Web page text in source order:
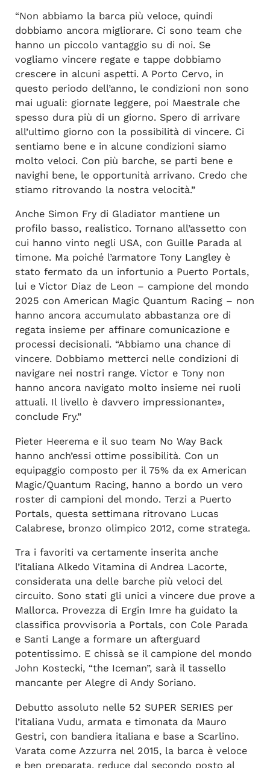
“Non abbiamo la barca più veloce, quindi
dobbiamo ancora migliorare. Ci sono team che
hanno un piccolo vantaggio su di noi. Se
vogliamo vincere regate e tappe dobbiamo
crescere in alcuni aspetti. A Porto Cervo, in
questo periodo dell’anno, le condizioni non sono
mai uguali: giornate leggere, poi Maestrale che
spesso dura più di un giorno. Spero di arrivare
all’ultimo giorno con la possibilità di vincere. Ci
sentiamo bene e in alcune condizioni siamo
molto veloci. Con più barche, se parti bene e
navighi bene, le opportunità arrivano. Credo che
stiamo ritrovando la nostra velocità.”
Anche Simon Fry di Gladiator mantiene un
profilo basso, realistico. Tornano all’assetto con
cui hanno vinto negli USA, con Guille Parada al
timone. Ma poiché l’armatore Tony Langley è
stato fermato da un infortunio a Puerto Portals,
lui e Victor Diaz de Leon – campione del mondo
2025 con American Magic Quantum Racing – non
hanno ancora accumulato abbastanza ore di
regata insieme per affinare comunicazione e
processi decisionali. “Abbiamo una chance di
vincere. Dobbiamo metterci nelle condizioni di
navigare nei nostri range. Victor e Tony non
hanno ancora navigato molto insieme nei ruoli
attuali. Il livello è davvero impressionante»,
conclude Fry.”
Pieter Heerema e il suo team No Way Back
hanno anch’essi ottime possibilità. Con un
equipaggio composto per il 75% da ex American
Magic/Quantum Racing, hanno a bordo un vero
roster di campioni del mondo. Terzi a Puerto
Portals, questa settimana ritrovano Lucas
Calabrese, bronzo olimpico 2012, come stratega.
Tra i favoriti va certamente inserita anche
l’italiana Alkedo Vitamina di Andrea Lacorte,
considerata una delle barche più veloci del
circuito. Sono stati gli unici a vincere due prove a
Mallorca. Provezza di Ergin Imre ha guidato la
classifica provvisoria a Portals, con Cole Parada
e Santi Lange a formare un afterguard
potentissimo. E chissà se il campione del mondo
John Kostecki, “the Iceman”, sarà il tassello
mancante per Alegre di Andy Soriano.
Debutto assoluto nelle 52 SUPER SERIES per
l’italiana Vudu, armata e timonata da Mauro
Gestri, con bandiera italiana e base a Scarlino.
Varata come Azzurra nel 2015, la barca è veloce
e ben preparata, reduce dal secondo posto al